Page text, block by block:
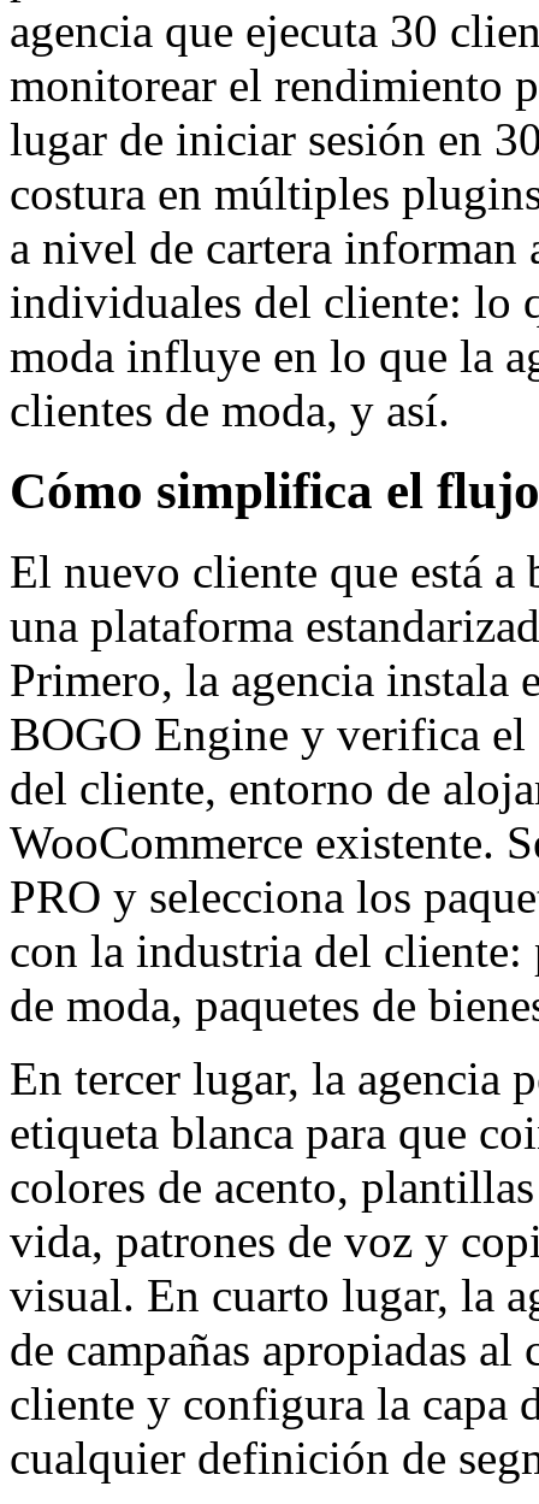
agencia que ejecuta 30
monitorear el rendimiento
lugar de iniciar sesión en
costura en múltiples
a nivel de cartera informan
individuales del cliente: lo
moda influye en lo que la
clientes de moda, y así.
Cómo simplifica el
El nuevo cliente que está
una plataforma
Primero, la agencia
BOGO Engine y verifica el
del cliente, entorno de
WooCommerce existente.
PRO y selecciona los
con la industria del cliente:
de moda, paquetes de
En tercer lugar, la agencia
etiqueta blanca para que
colores de acento,
vida, patrones de voz y
visual. En cuarto lugar, la
de campañas apropiadas
cliente y configura la capa
cualquier definición de